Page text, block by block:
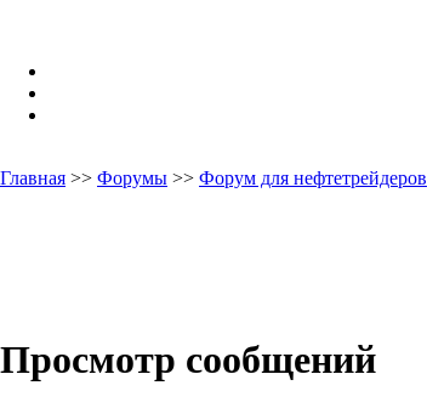
Главная >> Форумы >> Форум для нефтетрейдеров
Просмотр сообщений